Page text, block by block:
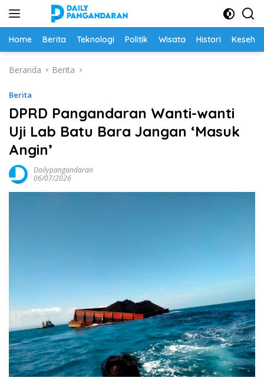
Home Berita Teknologi Politik Wisata Histori
Beranda Berita
Berita
DPRD Pangandaran Wanti-wanti
Uji Lab Batu Bara Jangan ‘Masuk
Angin’
Dailypangandaran
06/07/2026